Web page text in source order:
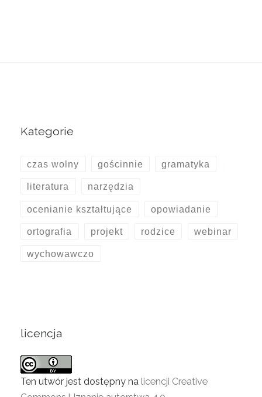
Kategorie
czas wolny gościnnie gramatyka
literatura narzędzia
ocenianie kształtujące opowiadanie
ortografia projekt rodzice webinar
wychowawczo
licencja
Ten utwór jest dostępny na licencji Creative